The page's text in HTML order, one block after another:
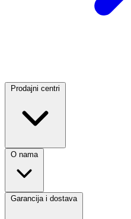
Prodajni centri
O nama
Garancija i dostava